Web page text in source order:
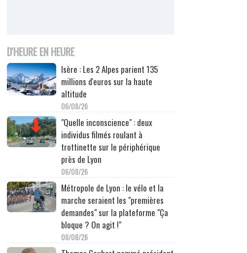
D'HEURE EN HEURE
Isère : Les 2 Alpes parient 135
millions d'euros sur la haute
altitude
06/08/26
"Quelle inconscience" : deux
individus filmés roulant à
trottinette sur le périphérique
près de Lyon
06/08/26
Métropole de Lyon : le vélo et la
marche seraient les "premières
demandes" sur la plateforme "Ça
bloque ? On agit !"
06/08/26